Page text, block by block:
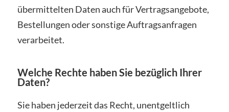
übermittelten Daten auch für Vertragsangebote,
Bestellungen oder sonstige Auftragsanfragen
verarbeitet.
Welche Rechte haben Sie bezüglich Ihrer
Daten?
Sie haben jederzeit das Recht, unentgeltlich